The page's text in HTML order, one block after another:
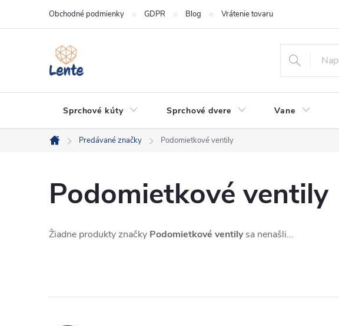
Obchodné podmienky GDPR Blog Vrátenie tovaru
Sprchové kúty Sprchové dvere Vane
Domov
Predávané značky Podomietkové ventily
Podomietkové ventily
Žiadne produkty značky Podomietkové ventilysa nenašli...